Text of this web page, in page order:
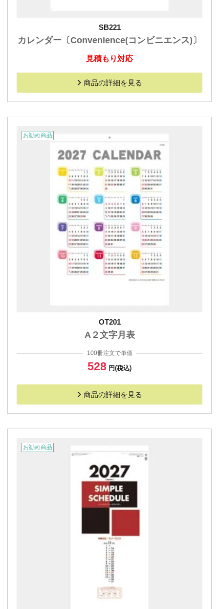
SB221
カレンダー〔Convenience(コンビニエンス)〕
見積もり対応
商品の詳細を見る
お勧め商品
OT201
A２文字月表
100冊注文で単価
528 円(税込)
商品の詳細を見る
お勧め商品